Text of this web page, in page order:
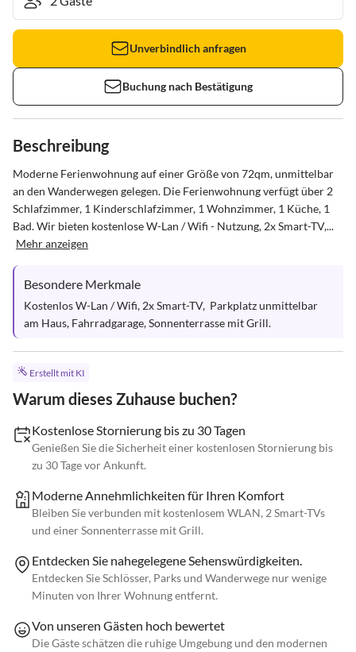
Unverbindlich anfragen
Buchung nach Bestätigung
Beschreibung
Moderne Ferienwohnung auf einer Größe von 72qm, unmittelbar
an den Wanderwegen gelegen. Die Ferienwohnung verfügt über 2
Schlafzimmer, 1 Kinderschlafzimmer, 1 Wohnzimmer, 1 Küche, 1
Bad. Wir bieten kostenlose W-Lan / Wifi - Nutzung, 2x Smart-TV,...
Mehr anzeigen
Besondere Merkmale
Kostenlos W-Lan / Wifi, 2x Smart-TV,  Parkplatz unmittelbar
am Haus, Fahrradgarage, Sonnenterrasse mit Grill.
Erstellt mit KI
Warum dieses Zuhause buchen?
Kostenlose Stornierung bis zu 30 Tagen
Genießen Sie die Sicherheit einer kostenlosen Stornierung bis
zu 30 Tage vor Ankunft.
Moderne Annehmlichkeiten für Ihren Komfort
Bleiben Sie verbunden mit kostenlosem WLAN, 2 Smart-TVs
und einer Sonnenterrasse mit Grill.
Entdecken Sie nahegelegene Sehenswürdigkeiten.
Entdecken Sie Schlösser, Parks und Wanderwege nur wenige
Minuten von Ihrer Wohnung entfernt.
Von unseren Gästen hoch bewertet
Die Gäste schätzen die ruhige Umgebung und den modernen